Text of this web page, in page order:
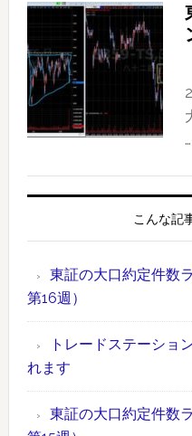
数
ラ
グ
位
銘
柄
【
年
時
間
取
引
の
大
約
定
ラ
キ
グ
位
銘
（
年
…
こんな記
東証の大口約定件数
第16週）
トレードステーショ
れます
東証の大口約定件数